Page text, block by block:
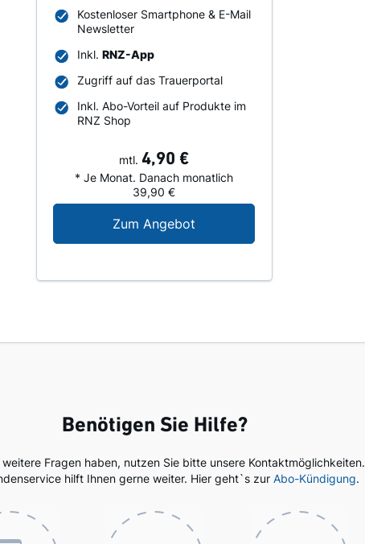
Kostenloser Smartphone & E-Mail
Newsletter
Inkl.RNZ-App
Zugriff auf das Trauerportal
Inkl. Abo-Vorteil auf Produkte im
RNZ Shop
mtl. 4,90 €
* Je Monat. Danach monatlich
39,90 €
Zum Angebot
Benötigen Sie Hilfe?
weitere Fragen haben, nutzen Sie bitte unsere Kontaktmöglichkeiten.
hilft Ihnen gerne weiter. Hier geht`s zur Abo-Kündigung.